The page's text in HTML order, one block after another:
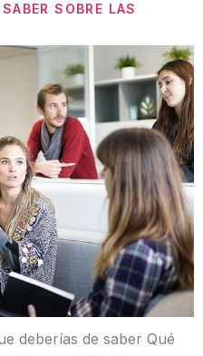
SOBRE LAS
deberías de saber Qué